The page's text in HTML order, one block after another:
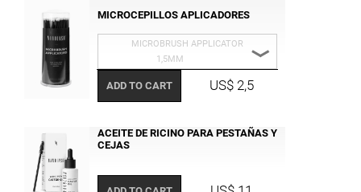
MICROCEPILLOS APLICADORES
ADD TO CART
MICROBRUSH APPLICATOR
1,5MM
MICROBRUSH APPLICATOR 1,5MM
MICROBRUSH APLLICATOR 2,5MM
US$ 2,5
ACEITE DE RICINO PARA PESTAÑAS Y
CEJAS